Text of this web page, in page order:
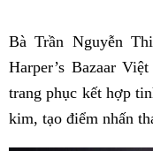
Bà Trần Nguyễn
Harper’s Bazaar
trang phục kết hợp
kim, tạo điểm nhấn